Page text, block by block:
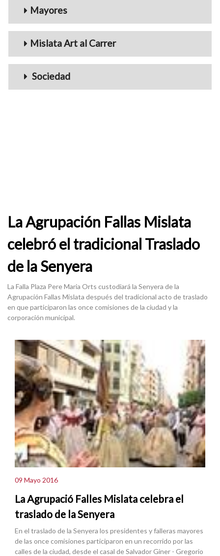
Mayores
Mislata Art al Carrer
Sociedad
La Agrupación Fallas Mislata
celebró el tradicional Traslado
de la Senyera
La Falla Plaza Pere Maria Orts custodiará la Senyera de la
Agrupación Fallas Mislata después del tradicional acto de traslado
en que participaron las once comisiones de la ciudad y la
corporación municipal.
09 Mayo 2016
La Agrupació Falles Mislata celebra el
traslado de la Senyera
En el traslado de la Senyera los presidentes y falleras mayores
de las once comisiones participaron en un recorrido por las
calles de la ciudad, desde el casal de Salvador Giner - Gregorio